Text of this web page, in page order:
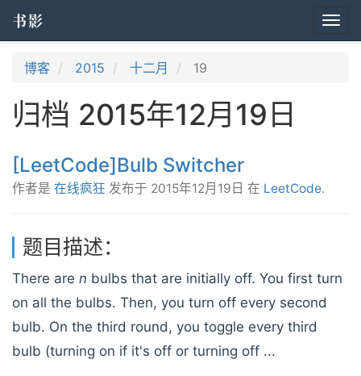
书影
博客 2015 十二月 19
归档 2015年12月19日
[LeetCode]Bulb Switcher
作者是 在线疯狂 发布于 2015年12月19日 在 LeetCode.
题目描述：
There are n bulbs that are initially off. You first turn
on all the bulbs. Then, you turn off every second
bulb. On the third round, you toggle every third
bulb (turning on if it's off or turning off ...